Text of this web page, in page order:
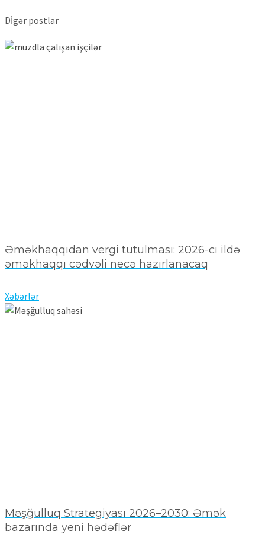
Dİgər postlar
Əməkhaqqıdan vergi tutulması: 2026-cı ildə
əməkhaqqı cədvəli necə hazırlanacaq
Xəbərlər
Məşğulluq Strategiyası 2026–2030: Əmək
bazarında yeni hədəflər